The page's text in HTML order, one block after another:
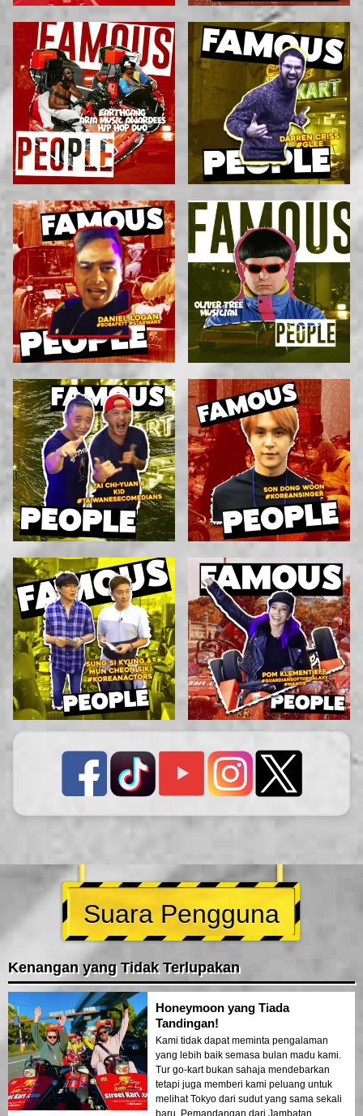
Suara Pengguna
Kenangan yang Tidak Terlupakan
Honeymoon yang Tiada
Tandingan!
Kami tidak dapat meminta pengalaman
yang lebih baik semasa bulan madu kami.
Tur go-kart bukan sahaja mendebarkan
tetapi juga memberi kami peluang untuk
melihat Tokyo dari sudut yang sama sekali
baru. Pemandangan dari Jambatan